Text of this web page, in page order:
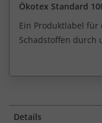
Ökotex Standard
Ein Produktlabel
Schadstoffen durch
Details